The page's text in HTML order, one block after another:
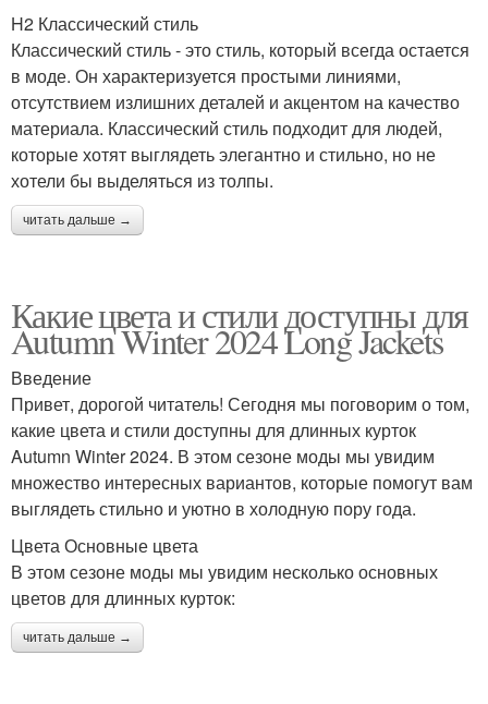
H2 Классический стиль
Классический стиль - это стиль, который всегда остается
в моде. Он характеризуется простыми линиями,
отсутствием излишних деталей и акцентом на качество
материала. Классический стиль подходит для людей,
которые хотят выглядеть элегантно и стильно, но не
хотели бы выделяться из толпы.
читать дальше →
Какие цвета и стили доступны для
Autumn Winter 2024 Long Jackets
Введение
Привет, дорогой читатель! Сегодня мы поговорим о том,
какие цвета и стили доступны для длинных курток
Autumn Winter 2024. В этом сезоне моды мы увидим
множество интересных вариантов, которые помогут вам
выглядеть стильно и уютно в холодную пору года.
Цвета Основные цвета
В этом сезоне моды мы увидим несколько основных
цветов для длинных курток:
читать дальше →